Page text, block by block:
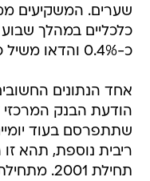
שערים. המשקיעים
כלכליים במהלך
כ-0.4% והדאו משיל כ-0.2%.
אחד הנתונים
הודעת הבנק המרכזי
שתתפרסם בעוד
תחילת